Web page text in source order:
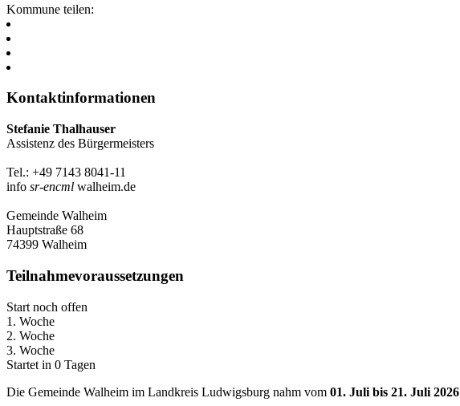
Kommune teilen:
Kontaktinformationen
Stefanie Thalhauser
Assistenz des Bürgermeisters
Tel.: +49 7143 8041-11
info sr-encml walheim.de
Gemeinde Walheim
Hauptstraße 68
74399 Walheim
Teilnahmevoraussetzungen
Start noch offen
1. Woche
2. Woche
3. Woche
Startet in 0 Tagen
Die Gemeinde Walheim im Landkreis Ludwigsburg nahm vom 01. Juli bis 21. Juli 2026